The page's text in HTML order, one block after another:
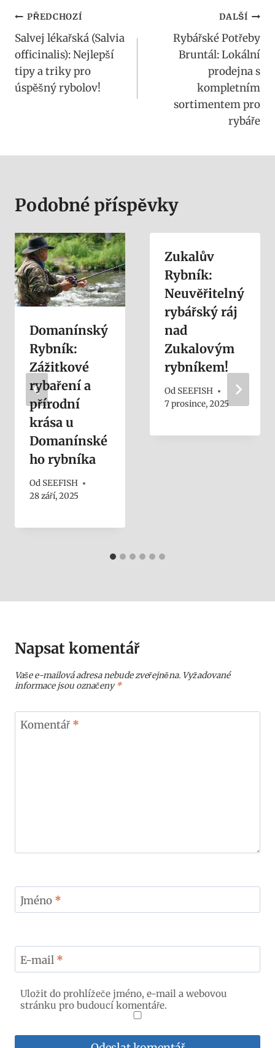
Navigace
pro
příspěvek
PŘEDCHOZÍ
Salvej lékařská (Salvia
officinalis): Nejlepší
tipy a triky pro
úspěšný rybolov!
DALŠÍ
Rybářské Potřeby
Bruntál: Lokální
prodejna s
kompletním
sortimentem pro
rybáře
Podobné příspěvky
Domanínský
Rybník:
Zážitkové
rybaření a
přírodní
krása u
Domanínské
ho rybníka
Od SEEFISH
28 září, 2025
Zukalův
Rybník:
Neuvěřitelný
rybářský ráj
nad
Zukalovým
rybníkem!
Od SEEFISH
7 prosince, 2025
Napsat komentář
Vaše e-mailová adresa nebude zveřejněna. Vyžadované
informace jsou označeny*
Komentář *
Jméno *
E-mail *
Uložit do prohlížeče jméno, e-mail a webovou
stránku pro budoucí komentáře.